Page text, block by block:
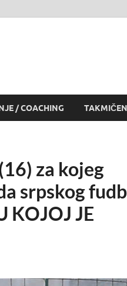
/ COACHING
za kojeg
srpskog
KOJOJ JE